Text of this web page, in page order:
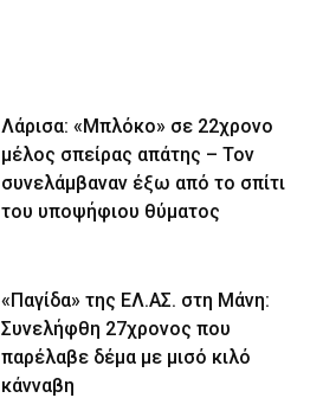
Λάρισα: «Μπλόκο» σε 22χρονο
μέλος σπείρας απάτης – Τον
συνελάμβαναν έξω από το σπίτι
του υποψήφιου θύματος
«Παγίδα» της ΕΛ.ΑΣ. στη Μάνη:
Συνελήφθη 27χρονος που
παρέλαβε δέμα με μισό κιλό
κάνναβη